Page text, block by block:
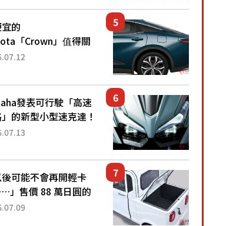
467萬元日圓起的5
...
的
「Crown」值得關
載4WD、每公升
配備豐富、超越售價
堪稱高CP值代表的
發表可行駛「高速
的新型小型速克達！
享受超強勁「渦輪
Super Sport」車款
的...
後可能不會再開輕卡
」售價 88 萬日圓的
你輕型貨車」引發兩